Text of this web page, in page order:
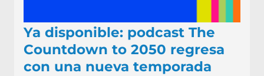
Ya disponible: podcast The
Countdown to 2050 regresa
con una nueva temporada